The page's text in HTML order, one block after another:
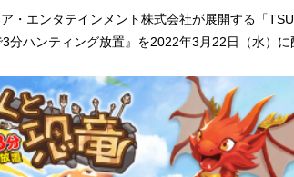
・エンタテインメント株式会社が展開する「
ハンティング放置』を2022年3月22日（水）に